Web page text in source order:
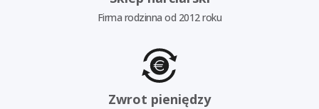
Firma rodzinna od 2012 roku
Zwrot pieniędzy